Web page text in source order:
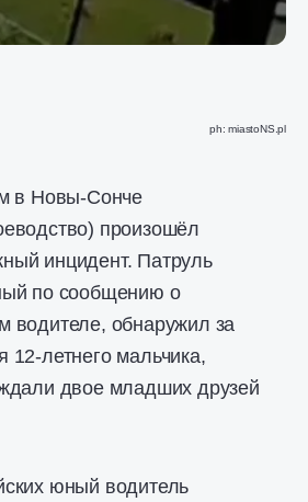
ph: miastoNS.pl
в Новы-Сонче
произошёл
инцидент. Патруль
по сообщению о
водителе, обнаружил за
12-летнего мальчика,
двое младших друзей
юный водитель